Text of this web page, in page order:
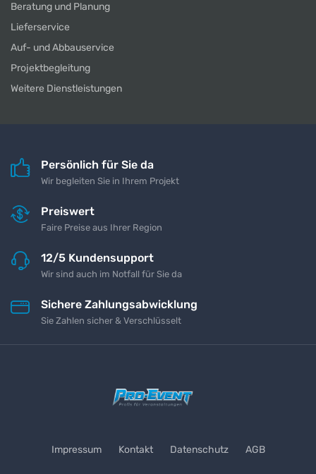
Beratung und Planung
Lieferservice
Auf- und Abbauservice
Projektbegleitung
Weitere Dienstleistungen
Persönlich für Sie da
Wir begleiten Sie in Ihrem Projekt
Preiswert
Faire Preise aus Ihrer Region
12/5 Kundensupport
Wir sind auch im Notfall für Sie da
Sichere Zahlungsabwicklung
Sie Zahlen sicher & Verschlüsselt
Impressum Kontakt Datenschutz AGB